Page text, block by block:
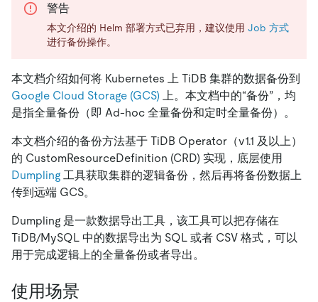
警告
本文介绍的 Helm 部署方式已弃用，建议使用 Job 方式
进行备份操作。
本文档介绍如何将 Kubernetes 上 TiDB 集群的数据备份到
Google Cloud Storage (GCS) 上。本文档中的“备份”，均
是指全量备份（即 Ad-hoc 全量备份和定时全量备份）。
本文档介绍的备份方法基于 TiDB Operator（v1.1 及以上）
的 CustomResourceDefinition (CRD) 实现，底层使用
Dumpling 工具获取集群的逻辑备份，然后再将备份数据上
传到远端 GCS。
Dumpling 是一款数据导出工具，该工具可以把存储在
TiDB/MySQL 中的数据导出为 SQL 或者 CSV 格式，可以
用于完成逻辑上的全量备份或者导出。
使用场景